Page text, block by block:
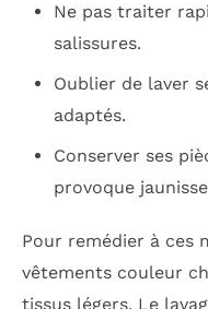
Ne pas traiter
salissures.
Oublier de laver
adaptés.
Conserver ses
provoque
Pour remédier à ces
vêtements couleur
tissus légers. Le